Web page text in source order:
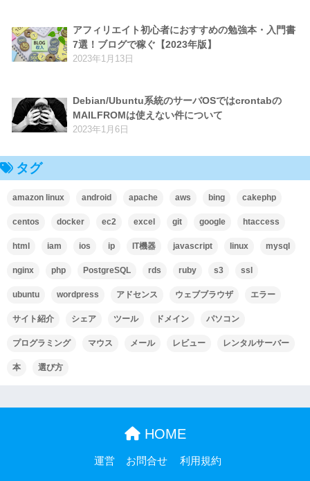
アフィリエイト初心者におすすめの勉強本・入門書
7選！ブログで稼ぐ【2023年版】
2023年1月13日
Debian/Ubuntu系統のサーバOSではcrontabの
MAILFROMは使えない件について
2023年1月6日
タグ
amazon linux android apache aws bing cakephp
centos docker ec2 excel git google htaccess
html iam ios ip IT機器 javascript linux mysql
nginx php PostgreSQL rds ruby s3 ssl
ubuntu wordpress アドセンス ウェブブラウザ エラー
サイト紹介 シェア ツール ドメイン パソコン
プログラミング マウス メール レビュー レンタルサーバー
本 選び方
HOME
運営 お問合せ 利用規約